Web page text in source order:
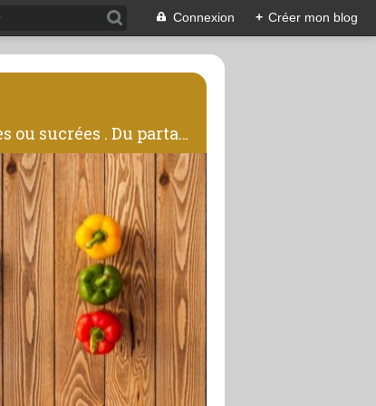
Connexion + Créer mon blog
Avec ce blog , j'espère vous transmettre ma passion de la cuisine,mes recettes salées ou sucrées . Du partage autour de la table !